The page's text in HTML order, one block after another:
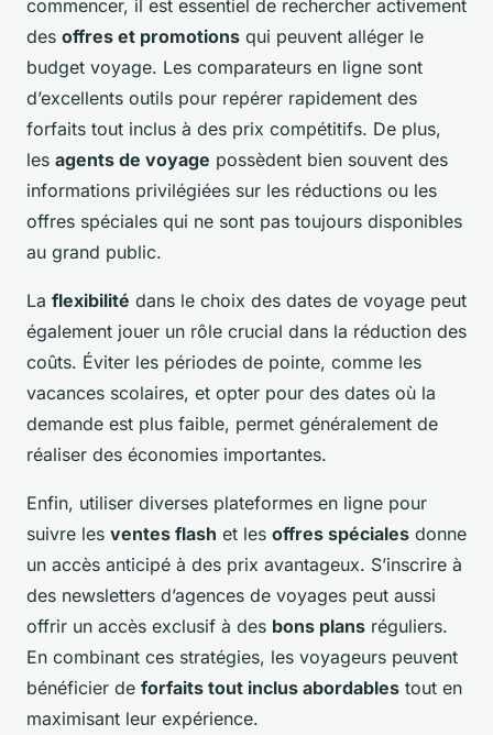
commencer, il est essentiel de rechercher activement
des offres et promotions qui peuvent alléger le
budget voyage. Les comparateurs en ligne sont
d’excellents outils pour repérer rapidement des
forfaits tout inclus à des prix compétitifs. De plus,
les agents de voyage possèdent bien souvent des
informations privilégiées sur les réductions ou les
offres spéciales qui ne sont pas toujours disponibles
au grand public.
La flexibilité dans le choix des dates de voyage peut
également jouer un rôle crucial dans la réduction des
coûts. Éviter les périodes de pointe, comme les
vacances scolaires, et opter pour des dates où la
demande est plus faible, permet généralement de
réaliser des économies importantes.
Enfin, utiliser diverses plateformes en ligne pour
suivre les ventes flash et les offres spéciales donne
un accès anticipé à des prix avantageux. S’inscrire à
des newsletters d’agences de voyages peut aussi
offrir un accès exclusif à des bons plans réguliers.
En combinant ces stratégies, les voyageurs peuvent
bénéficier de forfaits tout inclus abordables tout en
maximisant leur expérience.